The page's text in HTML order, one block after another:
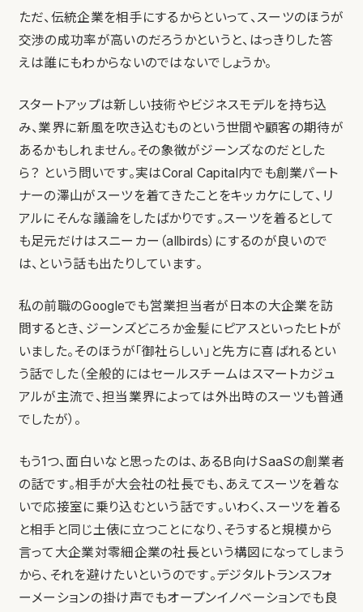
ただ、伝統企業を相手にするからといって、スーツのほうが
交渉の成功率が高いのだろうかというと、はっきりした答
えは誰にもわからないのではないでしょうか。
スタートアップは新しい技術やビジネスモデルを持ち込
み、業界に新風を吹き込むものという世間や顧客の期待が
あるかもしれません。その象徴がジーンズなのだとした
ら？ という問いです。実はCoral Capital内でも創業パート
ナーの澤山がスーツを着てきたことをキッカケにして、リ
アルにそんな議論をしたばかりです。スーツを着るとして
も足元だけはスニーカー（allbirds）にするのが良いので
は、という話も出たりしています。
私の前職のGoogleでも営業担当者が日本の大企業を訪
問するとき、ジーンズどころか金髪にピアスといったヒトが
いました。そのほうが「御社らしい」と先方に喜ばれるとい
う話でした（全般的にはセールスチームはスマートカジュ
アルが主流で、担当業界によっては外出時のスーツも普通
でしたが）。
もう1つ、面白いなと思ったのは、あるB向けSaaSの創業者
の話です。相手が大会社の社長でも、あえてスーツを着な
いで応接室に乗り込むという話です。いわく、スーツを着る
と相手と同じ土俵に立つことになり、そうすると規模から
言って大企業対零細企業の社長という構図になってしまう
から、それを避けたいというのです。デジタルトランスフォ
ーメーションの掛け声でもオープンイノベーションでも良